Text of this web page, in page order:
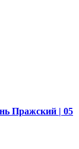
Пражский | 05